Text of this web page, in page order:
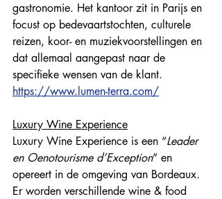
gastronomie. Het kantoor zit in Parijs en
focust op bedevaartstochten, culturele
reizen, koor- en muziekvoorstellingen en
dat allemaal aangepast naar de
specifieke wensen van de klant.
https://www.lumen-terra.com/
Luxury Wine Experience
Luxury Wine Experience is een “Leader
en Oenotourisme d’Exception” en
opereert in de omgeving van Bordeaux.
Er worden verschillende wine & food